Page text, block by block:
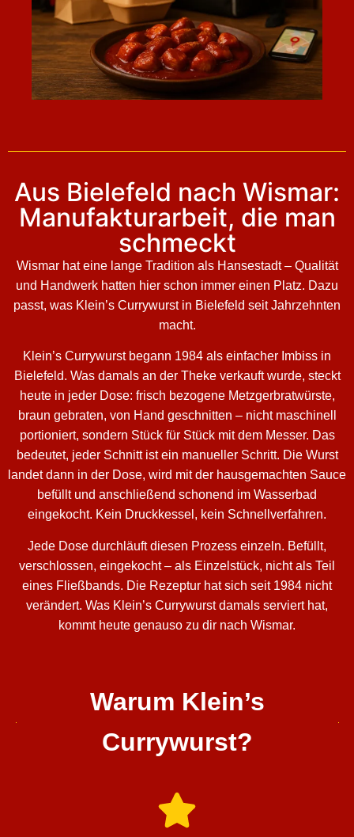
Aus Bielefeld nach Wismar:
Manufakturarbeit, die man
schmeckt
Wismar hat eine lange Tradition als Hansestadt – Qualität
und Handwerk hatten hier schon immer einen Platz. Dazu
passt, was Klein’s Currywurst in Bielefeld seit Jahrzehnten
macht.
Klein’s Currywurst begann 1984 als einfacher Imbiss in
Bielefeld. Was damals an der Theke verkauft wurde, steckt
heute in jeder Dose: frisch bezogene Metzgerbratwürste,
braun gebraten, von Hand geschnitten – nicht maschinell
portioniert, sondern Stück für Stück mit dem Messer. Das
bedeutet, jeder Schnitt ist ein manueller Schritt. Die Wurst
landet dann in der Dose, wird mit der hausgemachten Sauce
befüllt und anschließend schonend im Wasserbad
eingekocht. Kein Druckkessel, kein Schnellverfahren.
Jede Dose durchläuft diesen Prozess einzeln. Befüllt,
verschlossen, eingekocht – als Einzelstück, nicht als Teil
eines Fließbands. Die Rezeptur hat sich seit 1984 nicht
verändert. Was Klein’s Currywurst damals serviert hat,
kommt heute genauso zu dir nach Wismar.
Warum Klein’s
Currywurst?